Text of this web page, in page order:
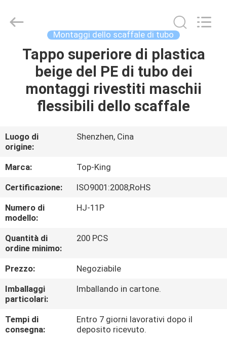
CASA.
PRODOTTI
DI
NOI
VISITA
ALLA
FABBRICA
CONTROLLO
DELLA
QUALITÀ
CONTATTACI
Jingji
Technology
Montaggi dello scaffale di tubo
Tappo superiore di plastica
beige del PE di tubo dei
montaggi rivestiti maschii
flessibili dello scaffale
Luogo di
origine:
Shenzhen, Cina
Marca:
Top-King
Certificazione:
ISO9001:2008;RoHS
Numero di
modello:
HJ-11P
Quantità di
ordine minimo:
200 PCS
Prezzo:
Negoziabile
Imballaggi
particolari:
Imballando in cartone.
Tempi di
consegna:
Entro 7 giorni lavorativi dopo il
deposito ricevuto.